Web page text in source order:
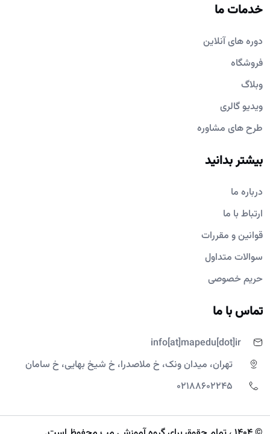
خدمات ما
دوره های آنلاین
فروشگاه
وبلاگ
ویدیو گالری
طرح های مشاوره
بیشتر بدانید
درباره ما
ارتباط با ما
قوانین و مقررات
سوالات متداول
حریم خصوصی
تماس با ما
info[at]mapedu[dot]ir
تهران، میدان ونک، خ ملاصدرا، خ شیخ بهایی، خ سامان
02188602245